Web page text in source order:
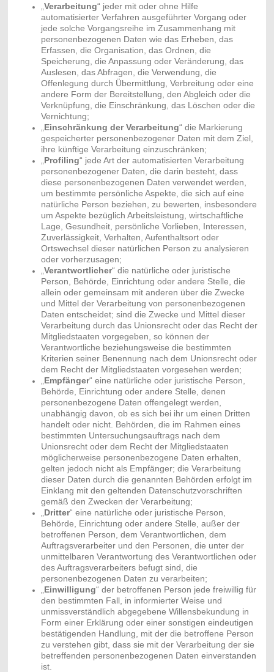
Verarbeitung“ jeder mit oder ohne Hilfe
automatisierter Verfahren ausgeführter Vorgang oder
jede solche Vorgangsreihe im Zusammenhang mit
personenbezogenen Daten wie das Erheben, das
Erfassen, die Organisation, das Ordnen, die
Speicherung, die Anpassung oder Veränderung, das
Auslesen, das Abfragen, die Verwendung, die
Offenlegung durch Übermittlung, Verbreitung oder eine
andere Form der Bereitstellung, den Abgleich oder die
Verknüpfung, die Einschränkung, das Löschen oder die
Vernichtung;
Einschränkung der Verarbeitung“ die Markierung
gespeicherter personenbezogener Daten mit dem Ziel,
ihre künftige Verarbeitung einzuschränken;
Profiling“ jede Art der automatisierten Verarbeitung
personenbezogener Daten, die darin besteht, dass
diese personenbezogenen Daten verwendet werden,
um bestimmte persönliche Aspekte, die sich auf eine
natürliche Person beziehen, zu bewerten, insbesondere
um Aspekte bezüglich Arbeitsleistung, wirtschaftliche
Lage, Gesundheit, persönliche Vorlieben, Interessen,
Zuverlässigkeit, Verhalten, Aufenthaltsort oder
Ortswechsel dieser natürlichen Person zu analysieren
oder vorherzusagen;
Verantwortlicher“ die natürliche oder juristische
Person, Behörde, Einrichtung oder andere Stelle, die
allein oder gemeinsam mit anderen über die Zwecke
und Mittel der Verarbeitung von personenbezogenen
Daten entscheidet; sind die Zwecke und Mittel dieser
Verarbeitung durch das Unionsrecht oder das Recht der
Mitgliedstaaten vorgegeben, so können der
Verantwortliche beziehungsweise die bestimmten
Kriterien seiner Benennung nach dem Unionsrecht oder
dem Recht der Mitgliedstaaten vorgesehen werden;
Empfänger“ eine natürliche oder juristische Person,
Behörde, Einrichtung oder andere Stelle, denen
personenbezogene Daten offengelegt werden,
unabhängig davon, ob es sich bei ihr um einen Dritten
handelt oder nicht. Behörden, die im Rahmen eines
bestimmten Untersuchungsauftrags nach dem
Unionsrecht oder dem Recht der Mitgliedstaaten
möglicherweise personenbezogene Daten erhalten,
gelten jedoch nicht als Empfänger; die Verarbeitung
dieser Daten durch die genannten Behörden erfolgt im
Einklang mit den geltenden Datenschutzvorschriften
gemäß den Zwecken der Verarbeitung;
Dritter“ eine natürliche oder juristische Person,
Behörde, Einrichtung oder andere Stelle, außer der
betroffenen Person, dem Verantwortlichen, dem
Auftragsverarbeiter und den Personen, die unter der
unmittelbaren Verantwortung des Verantwortlichen oder
des Auftragsverarbeiters befugt sind, die
personenbezogenen Daten zu verarbeiten;
Einwilligung“ der betroffenen Person jede freiwillig für
den bestimmten Fall, in informierter Weise und
unmissverständlich abgegebene Willensbekundung in
Form einer Erklärung oder einer sonstigen eindeutigen
bestätigenden Handlung, mit der die betroffene Person
zu verstehen gibt, dass sie mit der Verarbeitung der sie
betreffenden personenbezogenen Daten einverstanden
ist.